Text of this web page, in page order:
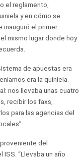
el reglamento,
y en cómo se
inauguró el primer
mismo lugar donde hoy
de apuestas era
era la quiniela.
nos llevaba unas cuatro
recibir los faxs,
para las agencias del
del
“Llevaba un año